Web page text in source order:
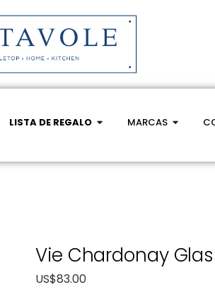
LISTA DE REGALO MARCAS
Vie Chardonay
US$83.00